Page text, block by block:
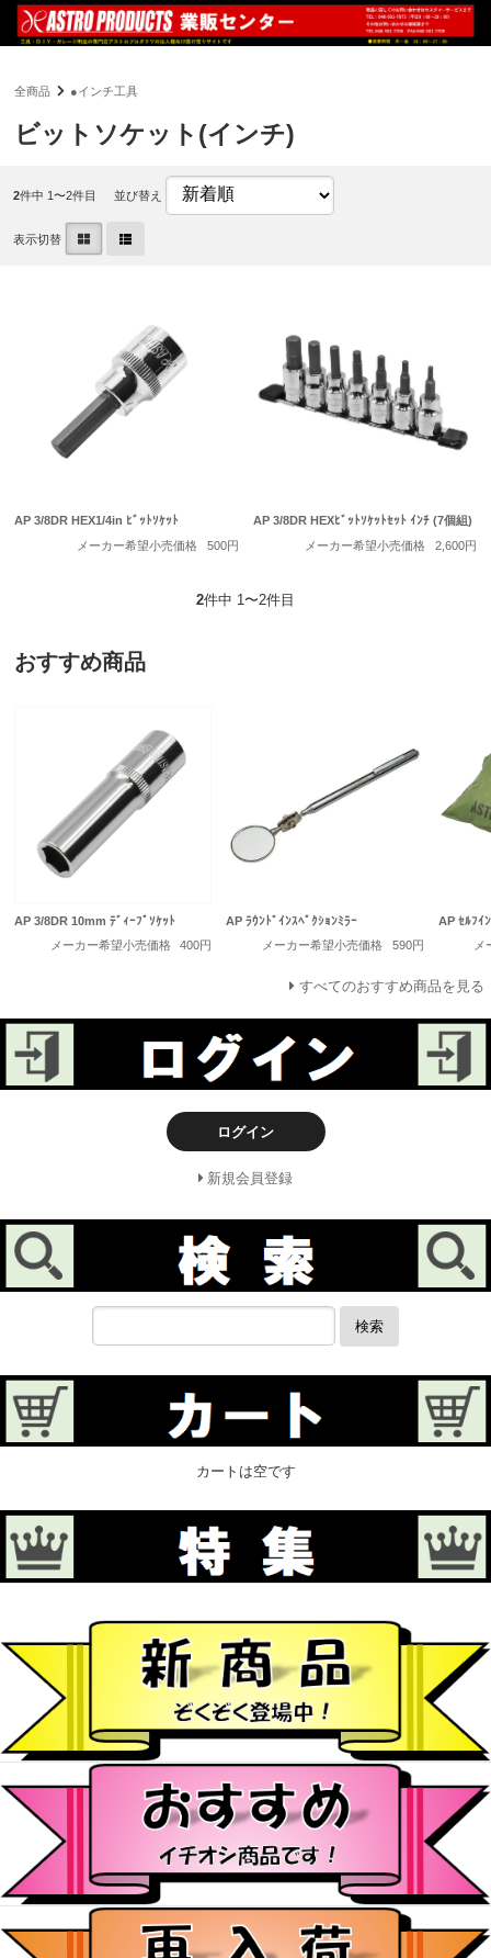
全商品 ●インチ工具
ビットソケット(インチ)
2件中 1〜2件目 並び替え
表示切替
AP 3/8DR HEX1/4in ﾋﾞｯﾄｿｹｯﾄ
メーカー希望小売価格
500円
AP 3/8DR HEXﾋﾞｯﾄｿｹｯﾄｾｯﾄ ｲﾝﾁ (7個組)
メーカー希望小売価格
2,600円
2件中 1〜2件目
おすすめ商品
AP 3/8DR 10mm ﾃﾞｨｰﾌﾟｿｹｯﾄ
メーカー希望小売価格
400円
AP ﾗｳﾝﾄﾞｲﾝｽﾍﾟｸｼｮﾝﾐﾗｰ
メーカー希望小売価格
590円
AP ｾﾙﾌｲ
メ
すべてのおすすめ商品を見る
ログイン
新規会員登録
検索
カートは空です